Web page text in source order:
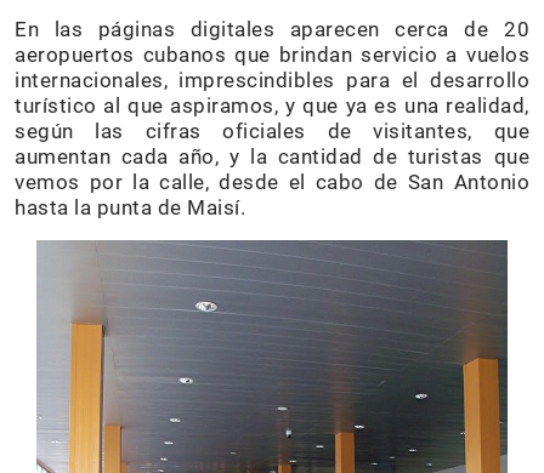
En las páginas digitales aparecen cerca de 20
aeropuertos cubanos que brindan servicio a vuelos
internacionales, imprescindibles para el desarrollo
turístico al que aspiramos, y que ya es una realidad,
según las cifras oficiales de visitantes, que
aumentan cada año, y la cantidad de turistas que
vemos por la calle, desde el cabo de San Antonio
hasta la punta de Maisí.